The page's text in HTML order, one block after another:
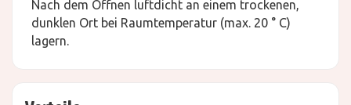
Nach dem Öffnen luftdicht an einem trockenen,
dunklen Ort bei Raumtemperatur (max. 20 ° C)
lagern.